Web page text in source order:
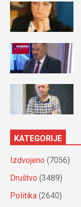
KATEGORIJE
Izdvojeno (7056)
Društvo (3489)
Politika (2640)